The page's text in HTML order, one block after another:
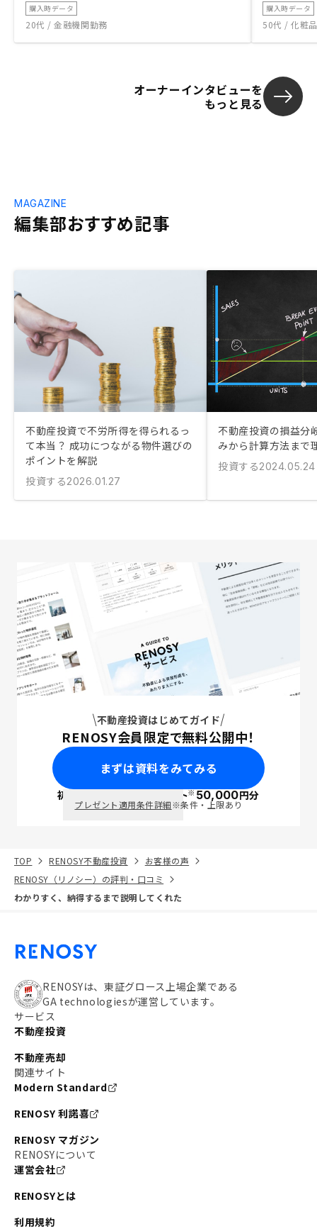
購入時データ
20代 / 金融機関勤務
購入時データ
50代 / 化粧
オーナーインタビューを
もっと見る
編集部おすすめ記事
MAGAZINE
不動産投資で不労所得を得られるっ
て本当？ 成功につながる物件選びの
ポイントを解説
投資する2026.01.27
不動産投資の損益分
みから計算方法まで
投資する2024.05.24
不動産投資はじめてガイド
RENOSY会員限定で無料公開中！
まずは資料をみてみる
初回面談で ポイント※50,000円分
プレゼント適用条件詳細※条件・上限あり
TOP RENOSY不動産投資
お客様の声
RENOSY（リノシー）の評判・口コミ
わかりすく、納得するまで説明してくれた
RENOSYは、東証グロース上場企業である
GA technologiesが運営しています。
サービス
不動産投資
不動産売却
関連サイト
Modern Standard
RENOSY 利諾喜
RENOSY マガジン
RENOSYについて
運営会社
RENOSYとは
利用規約